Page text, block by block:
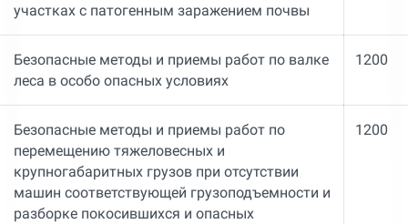
участках с патогенным заражением почвы
Безопасные методы и приемы работ по валке
леса в особо опасных условиях
1200
Безопасные методы и приемы работ по
перемещению тяжеловесных и
крупногабаритных грузов при отсутствии
машин соответствующей грузоподъемности и
разборке покосившихся и опасных
1200